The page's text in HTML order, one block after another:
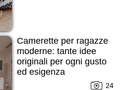
Camerette per ragazze
moderne: tante idee
originali per ogni gusto
ed esigenza
24